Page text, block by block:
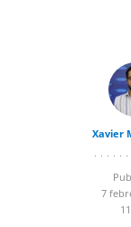
Xavier
7